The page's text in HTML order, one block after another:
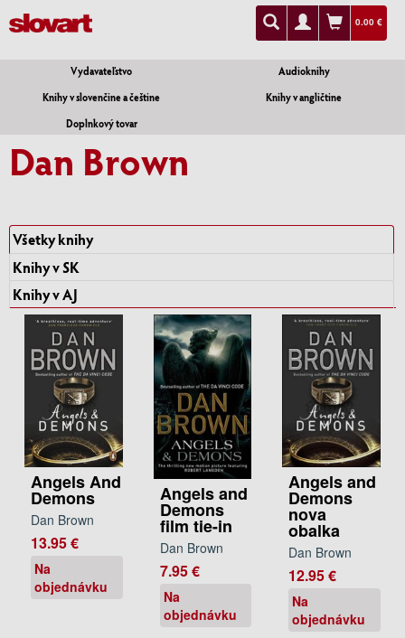
0.00 €
Vydavateľstvo
Audioknihy
Knihy v slovenčine a češtine
Knihy v angličtine
Doplnkový tovar
Dan Brown
Všetky knihy
Knihy v SK
Knihy v AJ
Angels And
Demons
Dan Brown
13.95 €
Na
objednávku
Angels and
Demons
film tie-in
Dan Brown
7.95 €
Na
objednávku
Angels and
Demons
nova
obalka
Dan Brown
12.95 €
Na
objednávku